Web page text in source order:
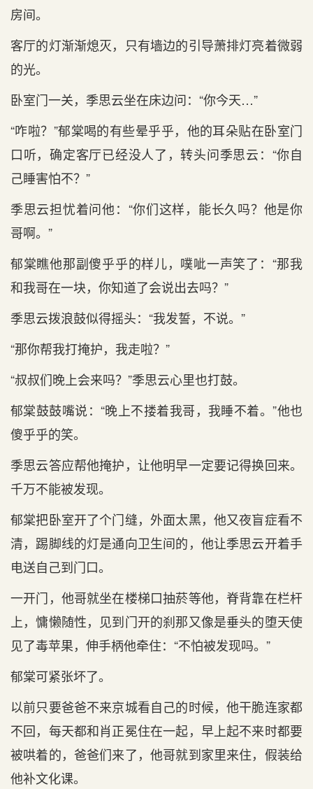
房间。
客厅的灯渐渐熄灭，只有墙边的引导萧排灯亮着微弱
的光。
卧室门一关，季思云坐在床边问：“你今天…”
“咋啦？”郁棠喝的有些晕乎乎，他的耳朵贴在卧室门
口听，确定客厅已经没人了，转头问季思云：“你自
己睡害怕不？”
季思云担忧着问他：“你们这样，能长久吗？他是你
哥啊。”
郁棠瞧他那副傻乎乎的样儿，噗呲一声笑了：“那我
和我哥在一块，你知道了会说出去吗？”
季思云拨浪鼓似得摇头：“我发誓，不说。”
“那你帮我打掩护，我走啦？”
“叔叔们晚上会来吗？”季思云心里也打鼓。
郁棠鼓鼓嘴说：“晚上不搂着我哥，我睡不着。”他也
傻乎乎的笑。
季思云答应帮他掩护，让他明早一定要记得换回来。
千万不能被发现。
郁棠把卧室开了个门缝，外面太黑，他又夜盲症看不
清，踢脚线的灯是通向卫生间的，他让季思云开着手
电送自己到门口。
一开门，他哥就坐在楼梯口抽菸等他，脊背靠在栏杆
上，慵懒随性，见到门开的刹那又像是垂头的堕天使
见了毒苹果，伸手柄他牵住：“不怕被发现吗。”
郁棠可紧张坏了。
以前只要爸爸不来京城看自己的时候，他干脆连家都
不回，每天都和肖正冕住在一起，早上起不来时都要
被哄着的，爸爸们来了，他哥就到家里来住，假装给
他补文化课。